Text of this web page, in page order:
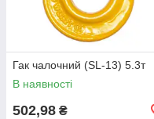
Гак чалочний (SL-13) 5.3т
В наявності
502,98 ₴